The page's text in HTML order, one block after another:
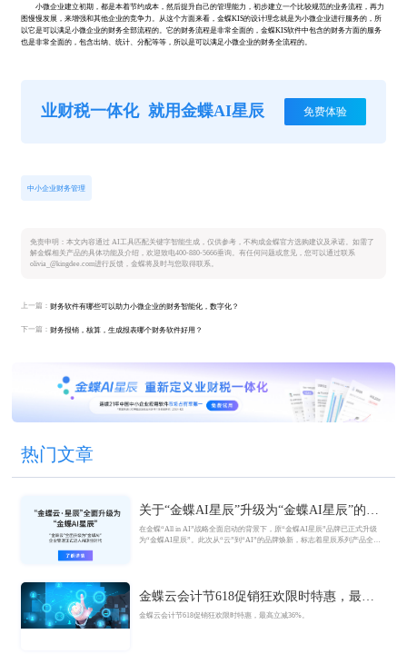
小微企业建立初期，都是本着节约成本，然后提升自己的管理能力，初步建立一个比较规范的业务流程，再力
图慢慢发展，来增强和其他企业的竞争力。从这个方面来看，金蝶KIS的设计理念就是为小微企业进行服务的，所
以它是可以满足小微企业的财务全部流程的。它的财务流程是非常全面的，金蝶KIS软件中包含的财务方面的服务
也是非常全面的，包含出纳、统计、分配等等，所以是可以满足小微企业的财务全流程的。
业财税一体化 就用金蝶AI星辰 免费体验
中小企业财务管理
免责申明：本文内容通过 AI工具匹配关键字智能生成，仅供参考，不构成金蝶官方选购建议及承诺。如需了
解金蝶相关产品的具体功能及介绍，欢迎致电400-880-5666垂询。有任何问题或意见，您可以通过联系
olivia_@kingdee.com进行反馈，金蝶将及时与您取得联系。
上一篇：财务软件有哪些可以助力小微企业的财务智能化，数字化？
下一篇：财务报销，核算，生成报表哪个财务软件好用？
热门文章
关于“金蝶AI星辰”升级为“金蝶AI星辰”的官
方公告
在金蝶“All in AI”战略全面启动的背景下，原“金蝶AI星辰”品牌已正式升级
为“金蝶AI星辰”。此次从“云”到“AI”的品牌焕新，标志着星辰系列产品全面
金蝶云会计节618促销狂欢限时特惠，最高
立减36%
金蝶云会计节618促销狂欢限时特惠，最高立减36%。